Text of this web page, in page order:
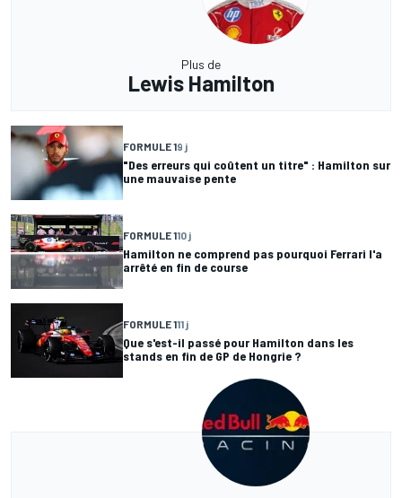
Plus de
Lewis Hamilton
FORMULE 19 j
"Des erreurs qui coûtent un titre" : Hamilton sur
une mauvaise pente
FORMULE 110 j
Hamilton ne comprend pas pourquoi Ferrari l'a
arrêté en fin de course
FORMULE 111 j
Que s'est-il passé pour Hamilton dans les
stands en fin de GP de Hongrie ?